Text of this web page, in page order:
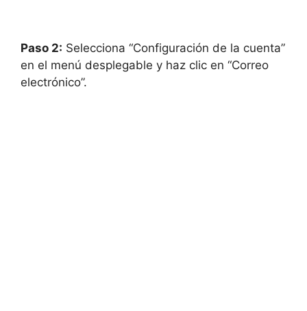
Paso 2: Selecciona “Configuración de la cuenta”
en el menú desplegable y haz clic en “Correo
electrónico”.